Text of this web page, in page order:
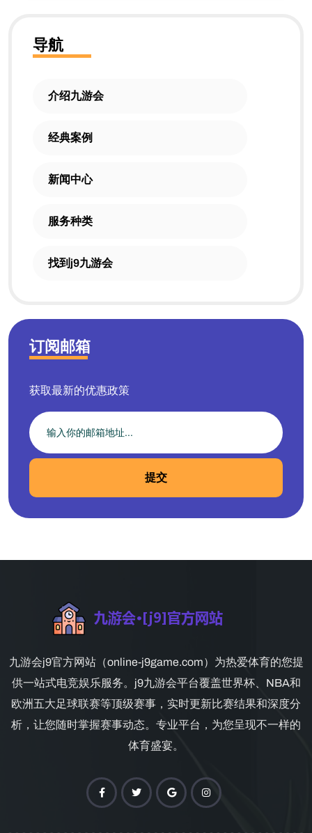
导航
介绍九游会
经典案例
新闻中心
服务种类
找到j9九游会
订阅邮箱
获取最新的优惠政策
提交
九游会j9官方网站（online-j9game.com）为热爱体育的您提
供一站式电竞娱乐服务。j9九游会平台覆盖世界杯、NBA和
欧洲五大足球联赛等顶级赛事，实时更新比赛结果和深度分
析，让您随时掌握赛事动态。专业平台，为您呈现不一样的
体育盛宴。